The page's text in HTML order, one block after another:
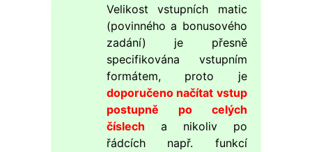
Velikost vstupních matic
(povinného a bonusového
zadání) je přesně
specifikována vstupním
formátem, proto je
doporučeno načítat vstup
postupně po celých
číslech a nikoliv po
řádcích např. funkcí